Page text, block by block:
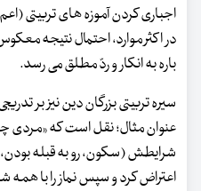
اجباری کردن آموزه های تربیتی
در اکثر موارد، احتمال نتیجه
باره به انکار و ردّ مطلق می رسد.
سیره تربیتی بزرگان دین نیز بر
عنوان مثال؛ نقل است که «مردی
شرایطش (سکون، رو به قبله
اعتراض کرد و سپس نماز را با